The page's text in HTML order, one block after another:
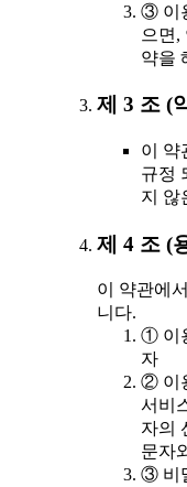
③ 이
으면,
약을
제 3 조 (
이 약
규정
지 않
제 4 조 (
이 약관에
니다.
① 이
자
② 이
서비
자의
문자
③ 비